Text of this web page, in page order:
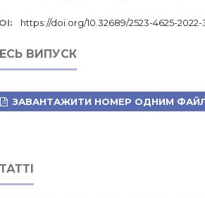
https://doi.org/10.32689/2523-4625-2022-
ВИПУСК
ЗАВАНТАЖИТИ НОМЕР ОДНИМ